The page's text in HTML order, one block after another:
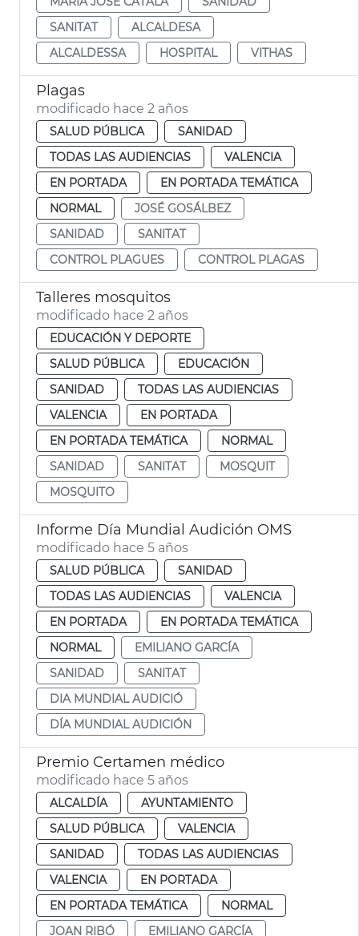
SANITAT
ALCALDESA
ALCALDESSA
HOSPITAL VITHAS
Plagas
modificado hace 2 años
SALUD PÚBLICA
SANIDAD
TODAS LAS AUDIENCIAS
VALENCIA
EN PORTADA
EN PORTADA TEMÁTICA
NORMAL
JOSÉ GOSÁLBEZ
SANIDAD
SANITAT
CONTROL PLAGUES
CONTROL PLAGAS
Talleres mosquitos
modificado hace 2 años
EDUCACIÓN Y DEPORTE
SALUD PÚBLICA
EDUCACIÓN
SANIDAD
TODAS LAS AUDIENCIAS
VALENCIA
EN PORTADA
EN PORTADA TEMÁTICA
NORMAL
SANIDAD
SANITAT
MOSQUIT
MOSQUITO
Informe Día Mundial Audición OMS
modificado hace 5 años
SALUD PÚBLICA
SANIDAD
TODAS LAS AUDIENCIAS
VALENCIA
EN PORTADA
EN PORTADA TEMÁTICA
NORMAL
EMILIANO GARCÍA
SANIDAD
SANITAT
DIA MUNDIAL AUDICIÓ
DÍA MUNDIAL AUDICIÓN
Premio Certamen médico
modificado hace 5 años
ALCALDÍA
AYUNTAMIENTO
SALUD PÚBLICA
VALENCIA
SANIDAD
TODAS LAS AUDIENCIAS
VALENCIA
EN PORTADA
EN PORTADA TEMÁTICA
NORMAL
JOAN RIBÓ
EMILIANO GARCÍA